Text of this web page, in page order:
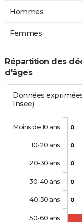
Hommes
Femmes
Répartition des
d'âges
Données
Insee)
0
0
0
0
0
Moins de 10 ans
10-20 ans
20-30 ans
30-40 ans
40-50 ans
50-60 ans